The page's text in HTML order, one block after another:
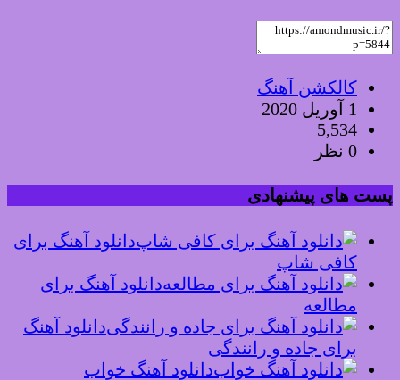
کالکشن آهنگ
1 آوریل 2020
5,534
0 نظر
پست های پیشنهادی
دانلود آهنگ برای
کافی شاپ
دانلود آهنگ برای
مطالعه
دانلود آهنگ
برای جاده و رانندگی
دانلود آهنگ خواب